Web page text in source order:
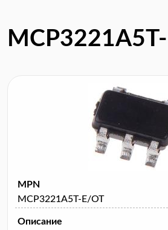
MPN
MCP3221A5T-E/OT
Описание